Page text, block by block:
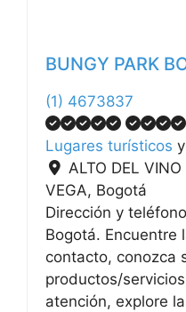
BUNGY PARK
(1) 4673837
Lugares turísticos y
ALTO DEL
VEGA, Bogotá
Dirección y
Bogotá. Encuentre
contacto, conozca
productos/
atención, explore